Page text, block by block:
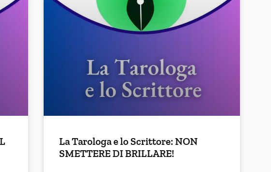
La Tarologa e lo Scrittore: NON
SMETTERE DI BRILLARE!